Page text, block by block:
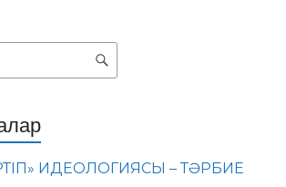
ИДЕОЛОГИЯСЫ – ТӘРБИЕ